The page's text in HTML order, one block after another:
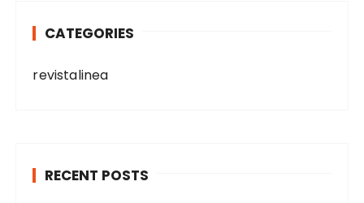
CATEGORIES
revistalinea
RECENT POSTS